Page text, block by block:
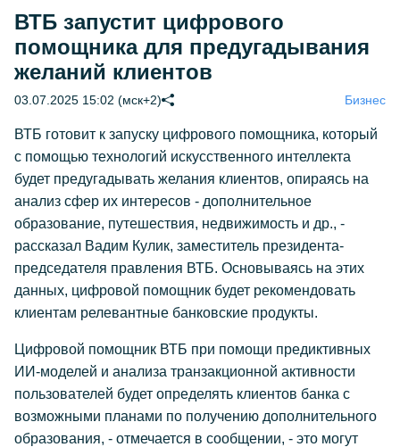
ВТБ запустит цифрового
помощника для предугадывания
желаний клиентов
03.07.2025 15:02 (мск+2) Бизнес
ВТБ готовит к запуску цифрового помощника, который
с помощью технологий искусственного интеллекта
будет предугадывать желания клиентов, опираясь на
анализ сфер их интересов - дополнительное
образование, путешествия, недвижимость и др., -
рассказал Вадим Кулик, заместитель президента-
председателя правления ВТБ. Основываясь на этих
данных, цифровой помощник будет рекомендовать
клиентам релевантные банковские продукты.
Цифровой помощник ВТБ при помощи предиктивных
ИИ-моделей и анализа транзакционной активности
пользователей будет определять клиентов банка с
возможными планами по получению дополнительного
образования, - отмечается в сообщении, - это могут